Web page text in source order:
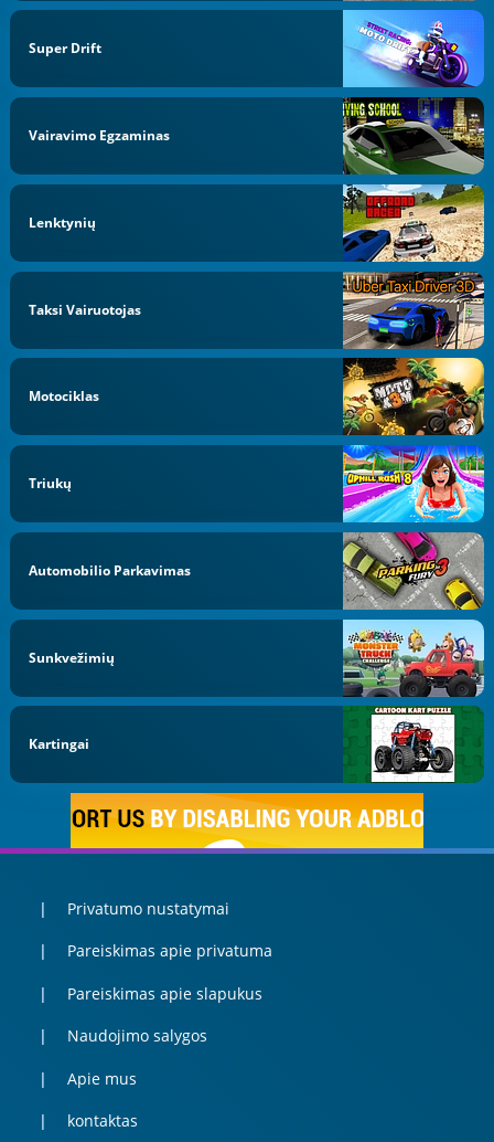
Super Drift
Vairavimo Egzaminas
Lenktynių
Taksi Vairuotojas
Motociklas
Triukų
Automobilio Parkavimas
Sunkvežimių
Kartingai
Privatumo nustatymai
Pareiskimas apie privatuma
Pareiskimas apie slapukus
Naudojimo salygos
Apie mus
kontaktas